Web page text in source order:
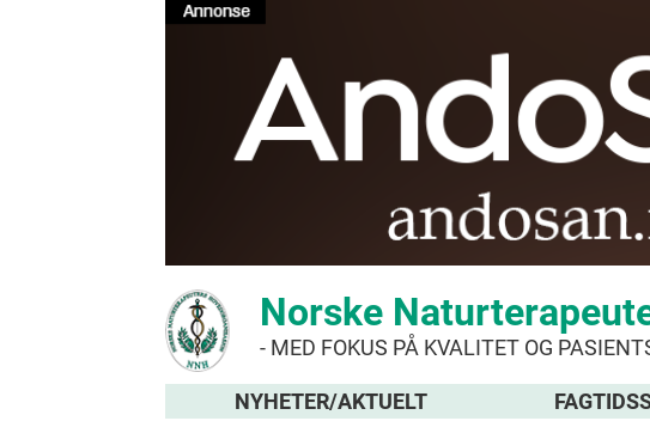
Norske
- MED FOKUS PÅ KVALITET OG
NYHETER/AKTUELT